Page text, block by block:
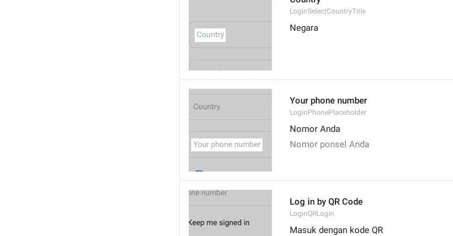
LoginSelectCountryTitle
Negara
Your phone number
LoginPhonePlaceholder
Nomor Anda
Nomor ponsel Anda
Log in by QR Code
LoginQRLogin
Masuk dengan kode QR